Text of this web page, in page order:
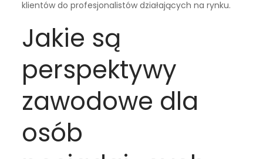
klientów do profesjonalistów działających na rynku.
Jakie są
perspektywy
zawodowe dla
osób